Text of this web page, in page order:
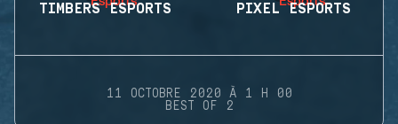
TIMBERS ESPORTS PIXEL ESPORTS
11 OCTOBRE 2020 À 1 H 00
BEST OF 2